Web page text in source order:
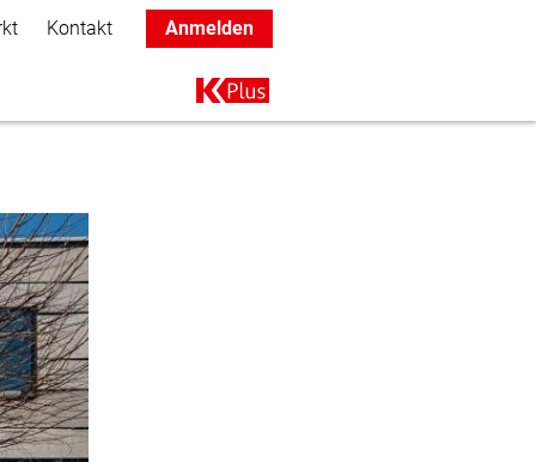
Kontakt Anmelden
Main navigation
K+